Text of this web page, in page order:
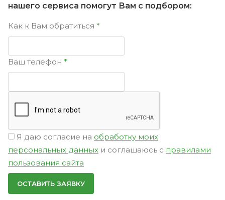
нашего сервиса помогут Вам с подбором:
Как к Вам обратиться
Ваш телефон
Я даю согласие на обработку моих
персональных данных и соглашаюсь с правилами
пользования сайта